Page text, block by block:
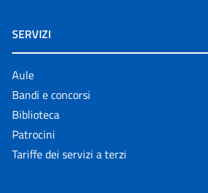
SERVIZI
Aule
Bandi e concorsi
Biblioteca
Patrocini
Tariffe dei servizi a terzi